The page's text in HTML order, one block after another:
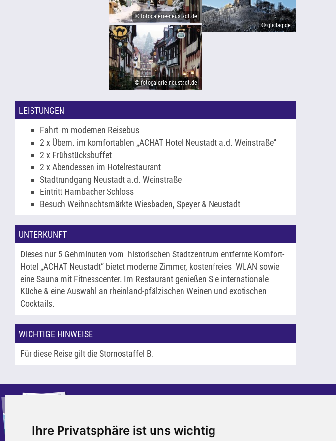
Ihre Privatsphäre ist uns wichtig
© fotogalerie-neustadt.de
© fotogalerie-neustadt.de
© gliglag.de
LEISTUNGEN
Fahrt im modernen Reisebus
2 x Übern. im komfortablen „ACHAT Hotel Neustadt a.d. Weinstraße“
2 x Frühstücksbuffet
2 x Abendessen im Hotelrestaurant
Stadtrundgang Neustadt a.d. Weinstraße
Eintritt Hambacher Schloss
Besuch Weihnachtsmärkte Wiesbaden, Speyer & Neustadt
UNTERKUNFT
Dieses nur 5 Gehminuten vom historischen Stadtzentrum entfernte Komfort-
Hotel „ACHAT Neustadt“ bietet moderne Zimmer, kostenfreies WLAN sowie
eine Sauna mit Fitnesscenter. Im Restaurant genießen Sie internationale
Küche & eine Auswahl an rheinland-pfälzischen Weinen und exotischen
Cocktails.
WICHTIGE HINWEISE
Für diese Reise gilt die Stornostaffel B.
Bestellen Sie jetzt unsere aktuellen Kataloge.